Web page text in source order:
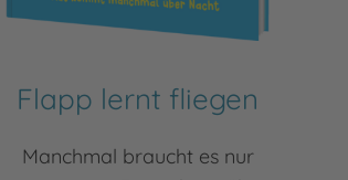
Flapp lernt fliegen
Manchmal braucht es nur